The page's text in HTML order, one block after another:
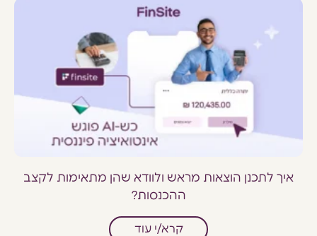
איך לתכנן הוצאות מראש ולוודא שהן מתאימות לקצב
ההכנסות?
קרא/י עוד